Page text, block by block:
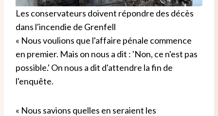
Les conservateurs doivent répondre des décès
dans l'incendie de Grenfell
« Nous voulions que l'affaire pénale commence
en premier. Mais on nous a dit : 'Non, ce n'est pas
possible.' On nous a dit d'attendre la fin de
l'enquête.
« Nous savions quelles en seraient les